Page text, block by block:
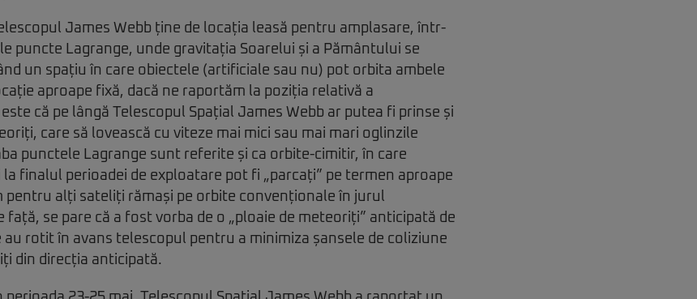
James Webb ține de locația leasă pentru amplasare, într-
puncte Lagrange, unde gravitația Soarelui și a Pământului se
un spațiu în care obiectele (artificiale sau nu) pot orbita ambele
aproape fixă, dacă ne raportăm la poziția relativă a
că pe lângă Telescopul Spațial James Webb ar putea fi prinse și
care să lovească cu viteze mai mici sau mai mari oglinzile
punctele Lagrange sunt referite și ca orbite-cimitir, în care
finalul perioadei de exploatare pot fi „parcați” pe termen aproape
pentru alți sateliți rămași pe orbite convenționale în jurul
față, se pare că a fost vorba de o „ploaie de meteoriți” anticipată de
au rotit în avans telescopul pentru a minimiza șansele de coliziune
din direcția anticipată.